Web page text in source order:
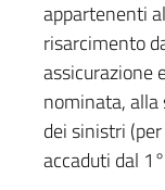
appartenenti
risarcimento
assicurazione
nominata,
dei sinistri
accaduti dal